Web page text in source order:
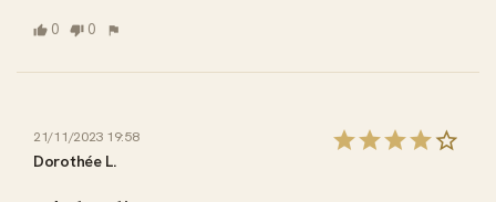
0 0
21/11/2023 19:58
Dorothée L.